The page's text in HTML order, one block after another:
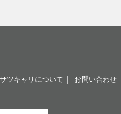
サツキャリについて お問い合わせ